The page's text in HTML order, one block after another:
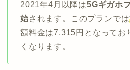
2021年4月以降は5Gギガホ
始されます。このプランでは
額料金は7,315円となってお
くなります。